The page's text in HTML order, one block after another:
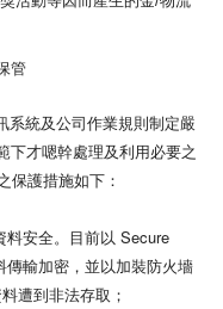
管
統及公司作業規則制定嚴
下才嗯幹處理及利用必要之
之保護措施如下：
安全。目前以 Secure
輸加密，並以加裝防火墻
遭到非法存取；